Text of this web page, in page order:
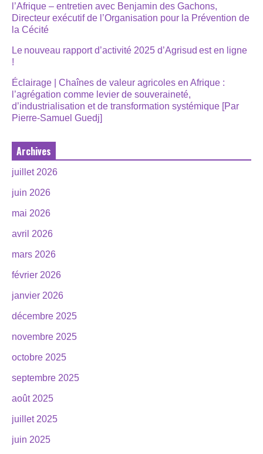
l’Afrique – entretien avec Benjamin des Gachons,
Directeur exécutif de l’Organisation pour la Prévention de
la Cécité
Le nouveau rapport d’activité 2025 d’Agrisud est en ligne
!
Éclairage | Chaînes de valeur agricoles en Afrique :
l’agrégation comme levier de souveraineté,
d’industrialisation et de transformation systémique [Par
Pierre-Samuel Guedj]
Archives
juillet 2026
juin 2026
mai 2026
avril 2026
mars 2026
février 2026
janvier 2026
décembre 2025
novembre 2025
octobre 2025
septembre 2025
août 2025
juillet 2025
juin 2025